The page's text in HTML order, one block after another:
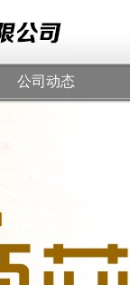
公司动态